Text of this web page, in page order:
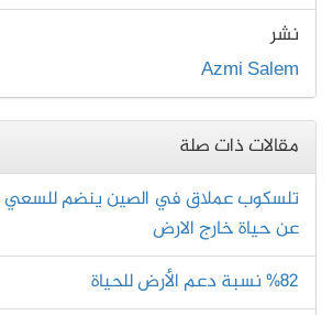
نشر
Azmi Salem
مقالات ذات صلة
تلسكوب عملاق في الصين ينضم للسعي
عن حياة خارج الارض
%82 نسبة دعم الأرض للحياة